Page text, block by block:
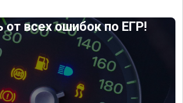
от всех ошибок по ЕГР!